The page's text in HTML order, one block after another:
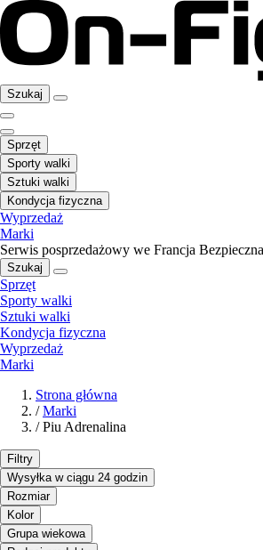
Szukaj
Sprzęt
Sporty walki
Sztuki walki
Kondycja fizyczna
Wyprzedaż
Marki
Serwis posprzedażowy we Francja
Szukaj
Sprzęt
Sporty walki
Sztuki walki
Kondycja fizyczna
Wyprzedaż
Marki
Strona główna
/ Marki
/ Piu Adrenalina
Filtry
Wysyłka w ciągu 24 godzin
Rozmiar
Kolor
Grupa wiekowa